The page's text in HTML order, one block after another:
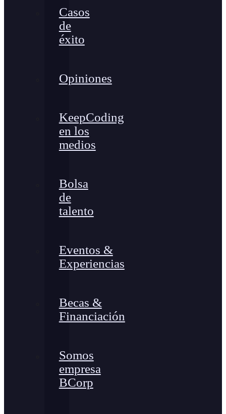
Casos
de
éxito
Opiniones
KeepCoding
en los
medios
Bolsa
de
talento
Eventos &
Experiencias
Becas &
Financiación
Somos
empresa
BCorp